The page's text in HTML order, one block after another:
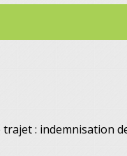
: indemnisation